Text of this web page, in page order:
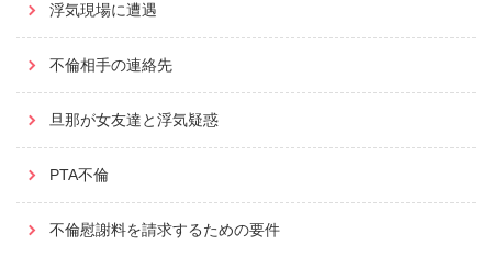
浮気現場に遭遇
不倫相手の連絡先
旦那が女友達と浮気疑惑
PTA不倫
不倫慰謝料を請求するための要件